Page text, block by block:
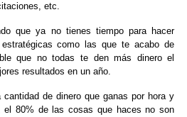
etc.
que ya no tienes tiempo para hacer
como las que te acabo de
que no todas te den más dinero el
resultados en un año.
de dinero que ganas por hora y
el 80% de las cosas que haces no son